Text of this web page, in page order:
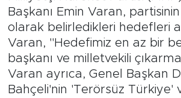
Başkanı Emin Varan,
olarak belirledikleri hedefleri
Varan, "Hedefimiz en az bir
başkanı ve milletvekili
Varan ayrıca, Genel Başkan
Bahçeli'nin 'Terörsüz Türkiye'
Yayladere-Yedisu
MD Prestij Dergisi
Siyaset
Son Dakika Haberleri
Haber Arşivi